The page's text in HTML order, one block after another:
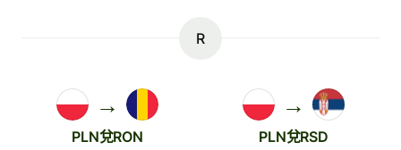
R
→
PLN兌RON
→
PLN兌RSD